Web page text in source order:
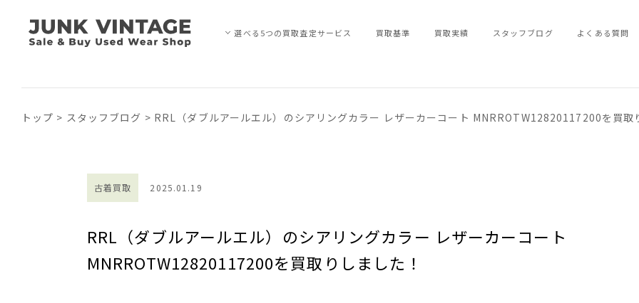
選べる5つの買取査定サービス 買取基準 買取実績 スタッフブログ よくある質問
トップ > スタッフブログ > RRL（ダブルアールエル）のシアリングカラー レザーカーコート MNRROTW12820117200を買取
古着買取 2025.01.19
RRL（ダブルアールエル）のシアリングカラー レザーカーコート
MNRROTW12820117200を買取りしました！